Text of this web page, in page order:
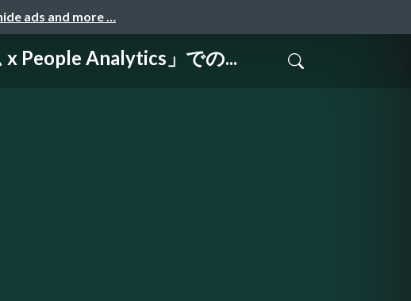
ads and more …
People Analytics」での...